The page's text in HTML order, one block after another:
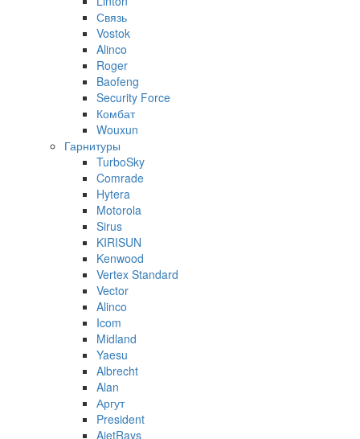
Связь
Vostok
Alinco
Roger
Baofeng
Security Force
Комбат
Wouxun
Гарнитуры
TurboSky
Comrade
Hytera
Motorola
Sirus
KIRISUN
Kenwood
Vertex Standard
Vector
Alinco
Icom
Midland
Yaesu
Albrecht
Alan
Аргут
President
AjetRays